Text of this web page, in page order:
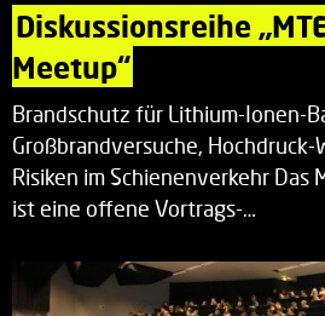
Diskussionsreihe
Meetup“
Brandschutz für Lithium-Ionen-
Großbrandversuche, Hochdruck-
Risiken im Schienenverkehr Das
ist eine offene Vortrags-…